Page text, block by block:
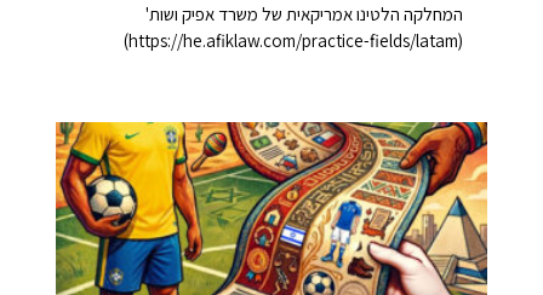
המחלקה הלטינו אמריקאית של משרד אפיק ושות'
(https://he.afiklaw.com/practice-fields/latam)